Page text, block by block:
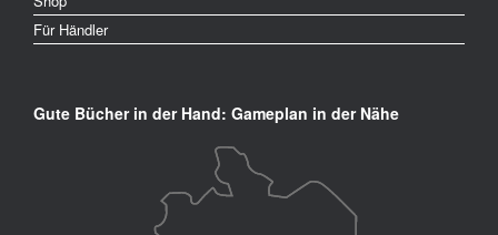
Routenplaner
Königstraße 93
kunstkulturquartier.de
kunsthaus@stadt.nuernberg
.de
0911 23114678
Für Händler
Gute Bücher in der Hand: Gameplan in der Nähe